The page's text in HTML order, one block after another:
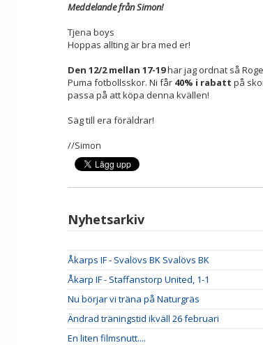
Meddelande från Simon!
Tjena boys
Hoppas allting är bra med er!
Den 12/2 mellan 17-19har jag ordnat så
Puma fotbollsskor. Ni får 40% i rabatt på
passa på att köpa denna kvällen!
Säg till era föräldrar!
//Simon
Nyhetsarkiv
Åkarps IF - Svalövs BK Svalövs BK
Åkarp IF - Staffanstorp United, 1-1
Nu börjar vi träna på Naturgräs
Ändrad träningstid ikväll 26 februari
En liten filmsnutt....